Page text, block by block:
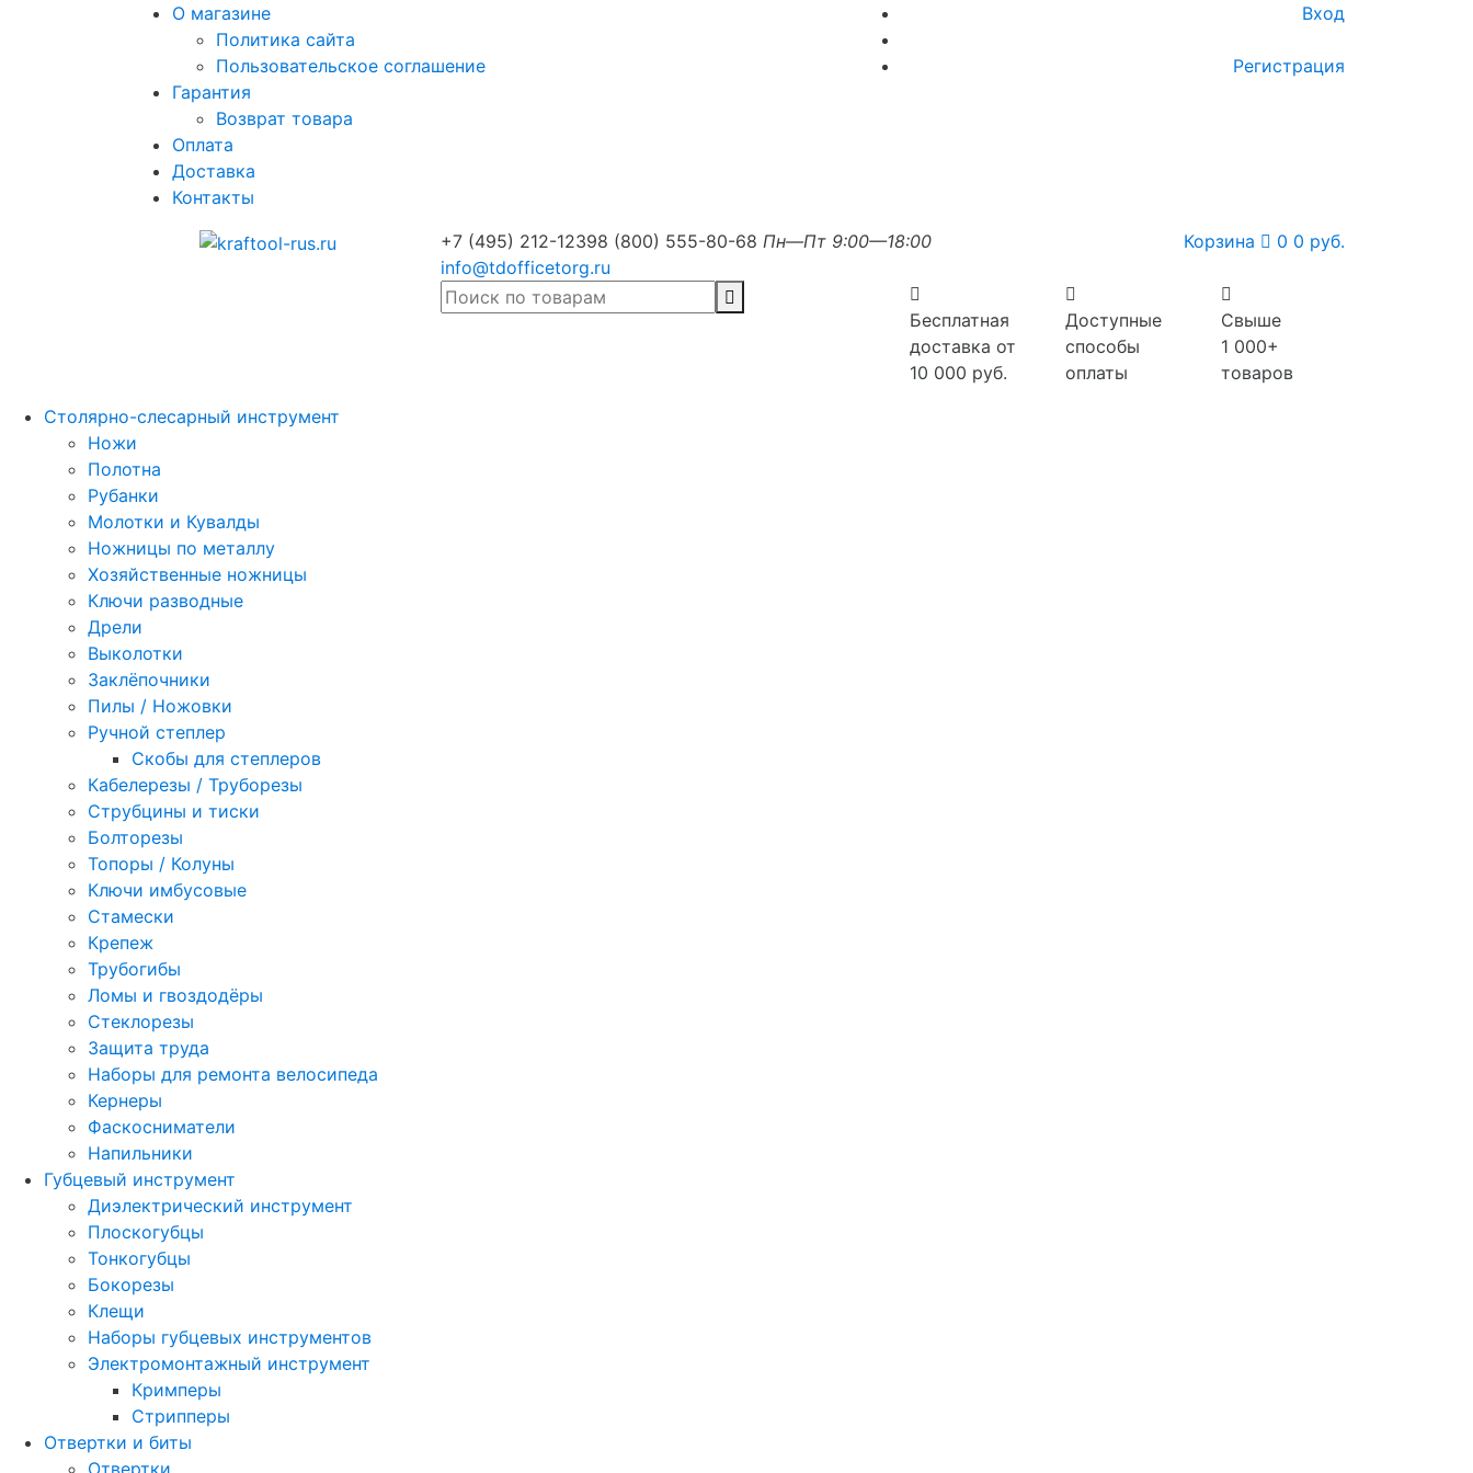
О магазине
Политика сайта
Пользовательское соглашение
Гарантия
Возврат товара
Оплата
Доставка
Контакты
Вход
Регистрация
+7 (495) 212-12398 (800) 555-80-68 Пн—Пт 9:00—18:00
info@tdofficetorg.ru
Корзина 0 0 руб.
Бесплатная
доставка от
10 000 руб.
Доступные
способы
оплаты
Свыше
1 000+
товаров
Столярно-слесарный инструмент
Ножи
Полотна
Рубанки
Молотки и Кувалды
Ножницы по металлу
Хозяйственные ножницы
Ключи разводные
Дрели
Выколотки
Заклёпочники
Пилы / Ножовки
Ручной степлер
Скобы для степлеров
Кабелерезы / Труборезы
Струбцины и тиски
Болторезы
Топоры / Колуны
Ключи имбусовые
Стамески
Крепеж
Трубогибы
Ломы и гвоздодёры
Стеклорезы
Защита труда
Наборы для ремонта велосипеда
Кернеры
Фаскосниматели
Напильники
Губцевый инструмент
Диэлектрический инструмент
Плоскогубцы
Тонкогубцы
Бокорезы
Клещи
Наборы губцевых инструментов
Электромонтажный инструмент
Кримперы
Стрипперы
Отвертки и биты
Отвертки